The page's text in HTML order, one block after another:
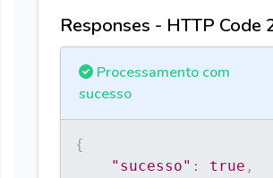
Responses - HTTP Code
Processamento com
sucesso
{
"sucesso" : true ,